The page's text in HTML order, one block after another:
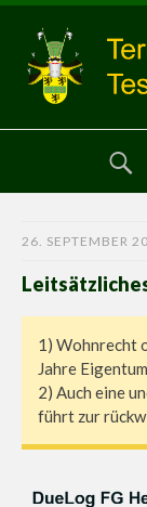
26. SEPTEMBER
1) Wohnrecht
Jahre
2) Auch eine
führt zur